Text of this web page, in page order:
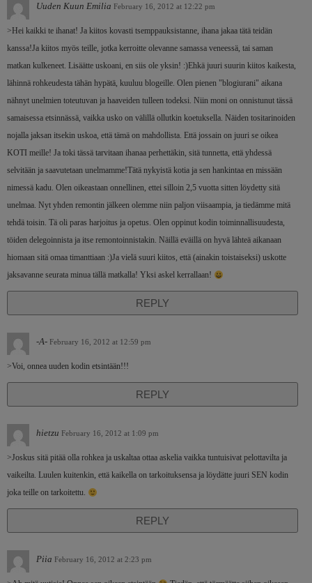
Uuden Kuun Emilia February 16, 2012 at 12:22 pm
>Hei kaikki te ihanat! Ja kiitos kovasti tsemppauksistanne, ihana jakaa tätä teidän
kanssa!Ja kiitos myös teille, jotka kerroitte olevanne samassa veneessä, tai saman
matkan kulkeneet. Lisäätte uskoani, en siis ole yksin! :)Ehkä juuri suurin kiitos kaikesta,
lähinnä rohkeudesta tähän hypätä, kuuluu blogeille. Olen pienen "blogiurani" aikana
nähnyt unelmien toteutuvan ja haaveiden tulleen todeksi. Niin moni on onnistunut tässä
samaisessa etsinnässä, vaikka usko on välillä ollutkin koetuksella. Näiden tositarinoiden
nojalla jaksan itsekin uskoa, että tämä on mahdollista. Että jossain on juuri se oikea
KOTI meille! Ja toki tässä tarvitaan ihanaa perhettäkin, sitä tunnetta, että yhdessä
selvitään ja saavutetaan unelmamme!Tätä nykyistä kotia ja sen hankintaa en missään
nimessä kadu. Olen oikeastaan onnellinen, ettei silloin 2,5 vuotta sitten löydetty sitä
unelmaa. Nyt yhden remontin jälkeen olemme niin paljon viisaampia, ja tiedämme mitä
tehdä toisin. Tä oli paras harjoitus ja opetus. Olen oppinut kodin toiminnallisuudesta,
töiden delegoinnista ja itse remontoinnistakin. Näillä eväillä on hyvä lähteä aikanaan
hiomaan sitä omaa timanttiaan :)Ja vielä suuri kiitos, että (ainakin toistaiseksi) uskotte
jaksavanne seurata minua tällä matkalla! Yksi askel kerrallaan!
REPLY
-A- February 16, 2012 at 12:59 pm
>Voi, onnea uuden kodin etsintään!!!
REPLY
hietzu February 16, 2012 at 1:09 pm
>Joskus sitä pitää olla rohkea ja uskaltaa ottaa askelia vaikka tuntuisivat pelottavilta ja
vaikeilta. Luulen kuitenkin, että kaikella on tarkoituksensa ja löydätte juuri SEN kodin
joka teille on tarkoitettu.
REPLY
Piia February 16, 2012 at 2:23 pm